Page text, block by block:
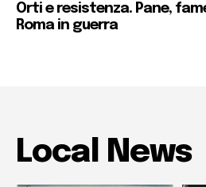
Orti e resistenza. Pane,
Roma in guerra
Local News